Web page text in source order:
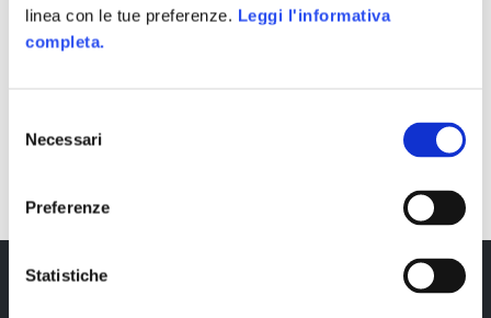
linea con le tue preferenze. Leggi l'informativa
completa.
delNecessari
Preferenze
Statistiche